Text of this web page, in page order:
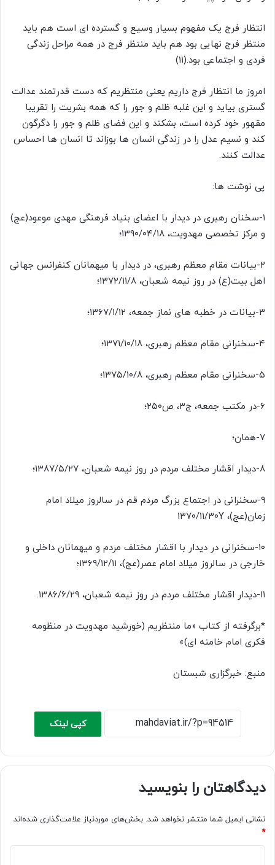
انتظار فرج یک مفهوم بسیار وسیع و گسترده ای است هم باید
منتظر فرج نهایی بود هم باید منتظر فرج در همه مراحل زندگی
فردی و اجتماعی بود.(۱۱)
امروز ما انتظار فرج داریم یعنی منتظریم که دست قدرتمند عدالت
گستری بیاید و این غلبه ظلم و جور را که همه بشریت را تقریبا
مقهور خود کرده است، بشکند و این فضای ظلم و جور را دگرگون
کند و نسیم عدل را در زندگی انسان ها بوزاند تا انسان ها احساس
عدالت کنند.
پی نوشت ها:
۱-سخنان رهبری در دیدار با اعضای بنیاد فرهنگی مهدی موعود(عج)
و مرکز تخصصی مهدویت، ۱۳۹۰/۰۴/۱۸؛
۲-بیانات مقام معظم رهبری، در دیدار با میهمانان کنفرانس جهانی
اهل بیت(ع) در روز نیمه شعبان، ۱۳۷۲/۱۱/۸؛
۳-بیانات در خطبه های نماز جمعه، ۱۳۶۷/۱/۱۲؛
۴-سخنرانی مقام معظم رهبری، ۱۳۷۱/۱۰/۱۸؛
۵-سخنرانی مقام معظم رهبری، ۱۳۷۵/۱۰/۸؛
۶-در مکتب جمعه، ج۳، ص۲۵۰؛
۷-همان؛
۸-دیدار اقشار مختلف مردم در روز نیمه شعبان، ۱۳۸۷/۵/۲۷؛
۹-سخنرانی در اجتماع بزرگ مردم قم در سالروز میلاد امام
زمان(عج)، ۱۳۷۰/۱۱/۳۰Y
۱۰-سخنرانی در دیدار با اقشار مختلف مردم و میهمانان داخلی و
خارجی در سالروز میلاد امام عصر(عج)، ۱۳۶۹/۱۲/۱۱؛
۱۱-دیدار اقشار مختلف مردم در روز نیمه شعبان، ۱۳۸۶/۶/۲۹.
*برگرفته از کتاب «ما منتظریم (خورشید مهدویت در منظومه
فکری امام خامنه ای)»
منبع: خبرگزاری شبستان
کپی لینک
دیدگاهتان را بنویسید
نشانی ایمیل شما منتشر نخواهد شد. بخش‌های موردنیاز علامت‌گذاری شده‌اند
*